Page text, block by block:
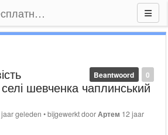
Мультитест - бесплатный подбор провайдера по адресу
0
Beantwoord
шевченка чаплинський
geleden •bijgewerkt doorАртем 12 jaar